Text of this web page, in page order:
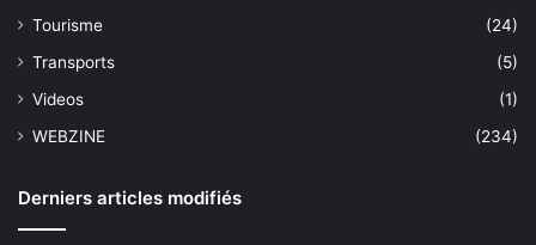
Tourisme
(24)
Transports
(5)
Videos
(1)
WEBZINE
(234)
Derniers articles modifiés